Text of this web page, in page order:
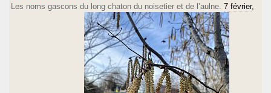
Les noms gascons du long chaton du noisetier et de l’aulne. 7 février,